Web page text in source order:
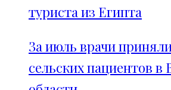
туриста из Египта
За июль врачи
сельских пациентов в